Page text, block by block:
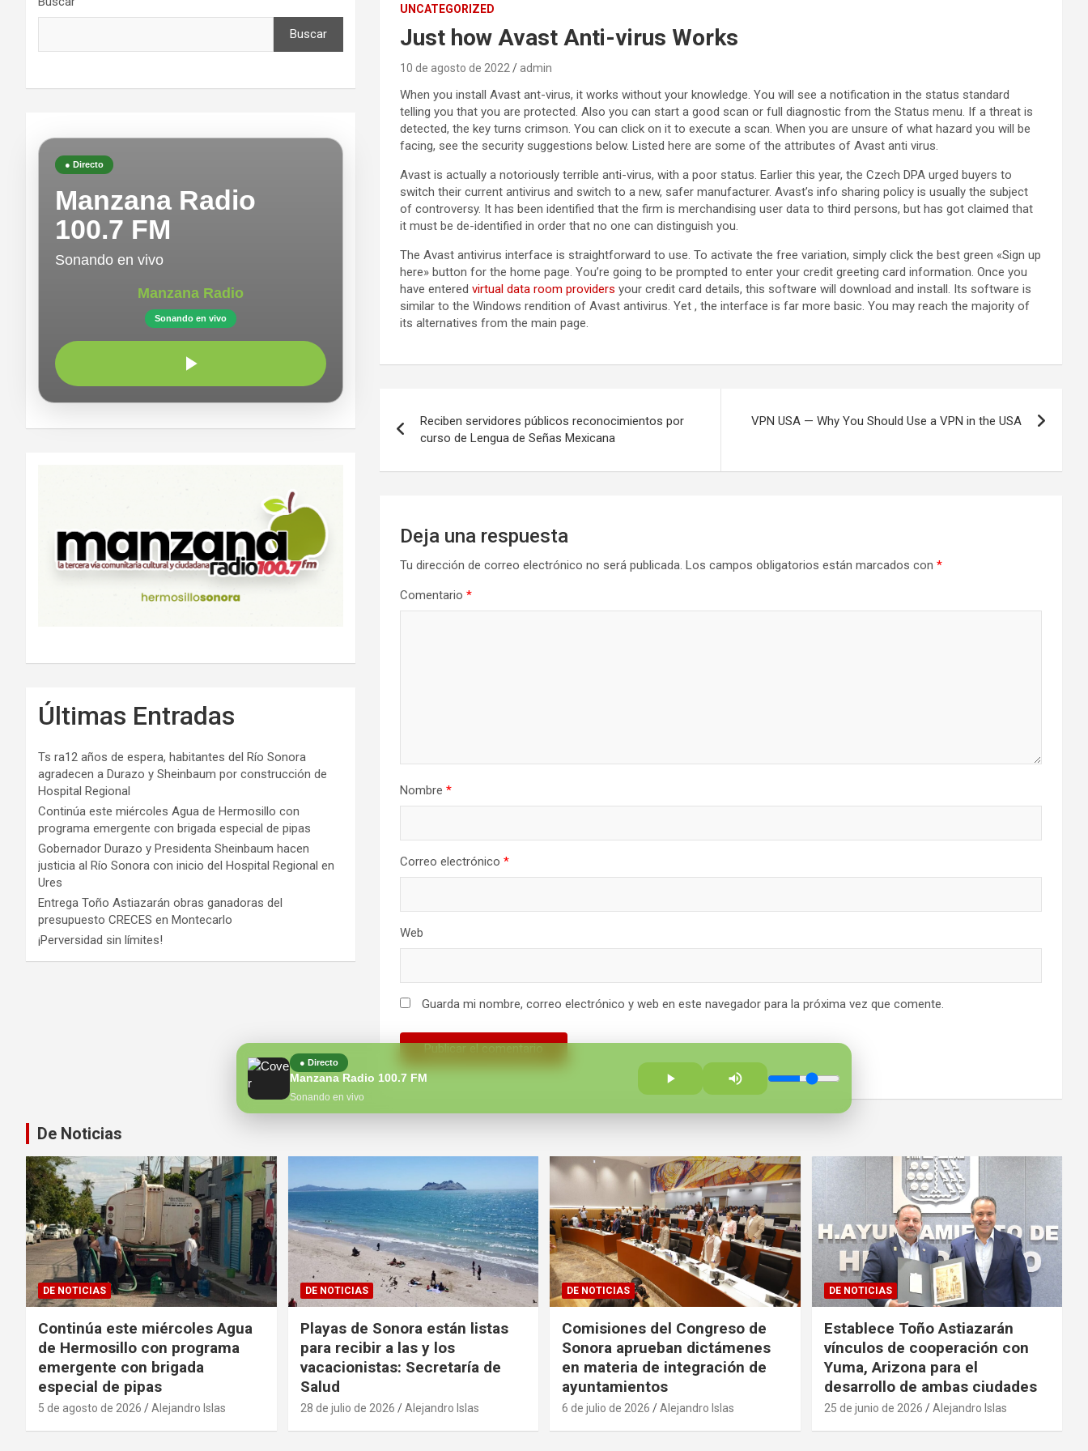
UNCATEGORIZED
Just how Avast Anti-virus Works
10 de agosto de 2022 admin
When you install Avast ant-virus, it works without your knowledge. You will see a notification in the status standard
telling you that you are protected. Also you can start a good scan or full diagnostic from the Status menu. If a threat is
detected, the key turns crimson. You can click on it to execute a scan. When you are unsure of what hazard you will be
facing, see the security suggestions below. Listed here are some of the attributes of Avast anti virus.
Avast is actually a notoriously terrible anti-virus, with a poor status. Earlier this year, the Czech DPA urged buyers to
switch their current antivirus and switch to a new, safer manufacturer. Avast’s info sharing policy is usually the subject
of controversy. It has been identified that the firm is merchandising user data to third persons, but has got claimed that
it must be de-identified in order that no one can distinguish you.
The Avast antivirus interface is straightforward to use. To activate the free variation, simply click the best green «Sign up
here» button for the home page. You’re going to be prompted to enter your credit greeting card information. Once you
have entered virtual data room providers your credit card details, this software will download and install. Its software is
similar to the Windows rendition of Avast antivirus. Yet , the interface is far more basic. You may reach the majority of
its alternatives from the main page.
de
entradas
Reciben servidores públicos reconocimientos por
curso de Lengua de Señas Mexicana
VPN USA — Why You Should Use a VPN in the USA
Deja una respuesta
Tu dirección de correo electrónico no será publicada. Los campos obligatorios están marcados con *
Comentario *
Nombre *
Correo electrónico *
Web
Guarda mi nombre, correo electrónico y web en este navegador para la próxima vez que comente.
Buscar
● Directo
Manzana Radio
100.7 FM
Sonando en vivo
Manzana Radio
Sonando en vivo
● Directo
Manzana Radio 100.7 FM
Sonando en vivo
Últimas Entradas
Ts ra12 años de espera, habitantes del Río Sonora
agradecen a Durazo y Sheinbaum por construcción de
Hospital Regional
Continúa este miércoles Agua de Hermosillo con
programa emergente con brigada especial de pipas
Gobernador Durazo y Presidenta Sheinbaum hacen
justicia al Río Sonora con inicio del Hospital Regional en
Ures
Entrega Toño Astiazarán obras ganadoras del
presupuesto CRECES en Montecarlo
¡Perversidad sin límites!
De Noticias
DE NOTICIAS
Continúa este miércoles Agua
de Hermosillo con programa
emergente con brigada
especial de pipas
5 de agosto de 2026 Alejandro Islas
DE NOTICIAS
Playas de Sonora están listas
para recibir a las y los
vacacionistas: Secretaría de
Salud
28 de julio de 2026 Alejandro Islas
DE NOTICIAS
Comisiones del Congreso de
Sonora aprueban dictámenes
en materia de integración de
ayuntamientos
6 de julio de 2026 Alejandro Islas
DE NOTICIAS
Establece Toño Astiazarán
vínculos de cooperación con
Yuma, Arizona para el
desarrollo de ambas ciudades
25 de junio de 2026 Alejandro Islas